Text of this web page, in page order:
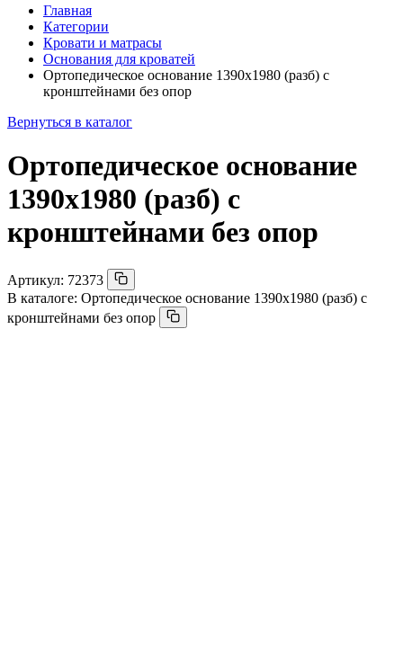
Главная
Категории
Кровати и матрасы
Основания для кроватей
Ортопедическое основание 1390х1980 (разб) с
кронштейнами без опор
Вернуться в каталог
Ортопедическое основание
1390х1980 (разб) с
кронштейнами без опор
Артикул: 72373
В каталоге: Ортопедическое основание 1390х1980 (разб) с
кронштейнами без опор